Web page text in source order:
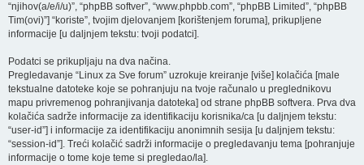
“njihov(a/e/i/u)”, “phpBB softver”, “www.phpbb.com”, “phpBB Limited”, “phpBB
Tim(ovi)”] “koriste”, tvojim djelovanjem [korištenjem foruma], prikupljene
informacije [u daljnjem tekstu: tvoji podatci].
Podatci se prikupljaju na dva načina.
Pregledavanje “Linux za Sve forum” uzrokuje kreiranje [više] kolačića [male
tekstualne datoteke koje se pohranjuju na tvoje računalo u preglednikovu
mapu privremenog pohranjivanja datoteka] od strane phpBB softvera. Prva dva
kolačića sadrže informacije za identifikaciju korisnika/ca [u daljnjem tekstu:
“user-id”] i informacije za identifikaciju anonimnih sesija [u daljnjem tekstu:
“session-id”]. Treći kolačić sadrži informacije o pregledavanju tema [pohranjuje
informacije o tome koje teme si pregledao/la].